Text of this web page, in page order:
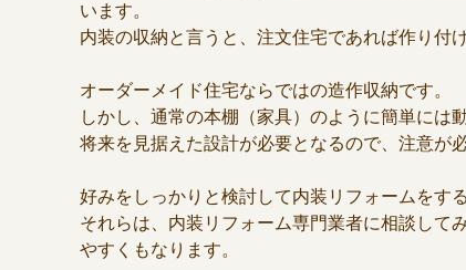
います。
内装の収納と言うと、注文住宅であれば作り付
オーダーメイド住宅ならではの造作収納です。
しかし、通常の本棚（家具）のように簡単には
将来を見据えた設計が必要となるので、注意が必
好みをしっかりと検討して内装リフォームをす
それらは、内装リフォーム専門業者に相談して
やすくもなります。